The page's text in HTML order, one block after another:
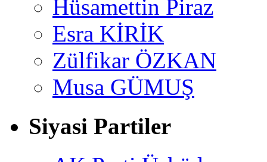
Hüsamettin Piraz
Esra KİRİK
Zülfikar ÖZKAN
Musa GÜMUŞ
Siyasi Partiler